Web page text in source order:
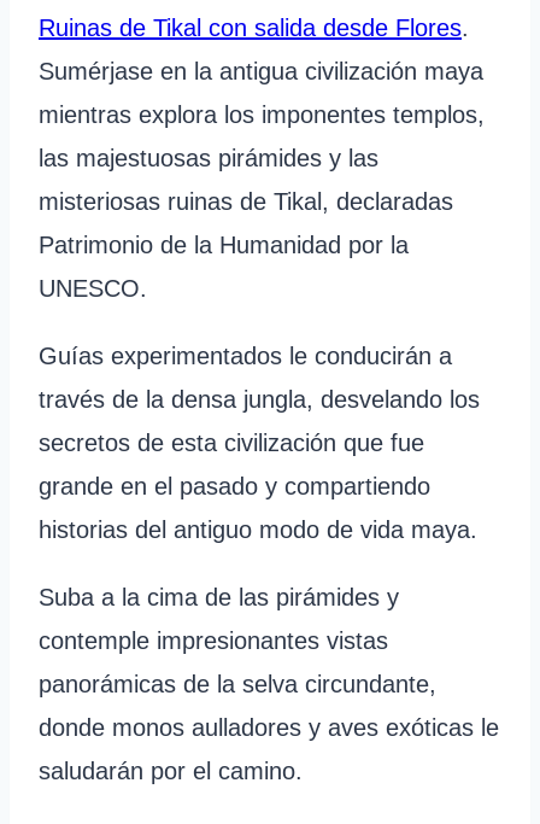
Ruinas de Tikal con salida desde Flores.
Sumérjase en la antigua civilización maya
mientras explora los imponentes templos,
las majestuosas pirámides y las
misteriosas ruinas de Tikal, declaradas
Patrimonio de la Humanidad por la
UNESCO.
Guías experimentados le conducirán a
través de la densa jungla, desvelando los
secretos de esta civilización que fue
grande en el pasado y compartiendo
historias del antiguo modo de vida maya.
Suba a la cima de las pirámides y
contemple impresionantes vistas
panorámicas de la selva circundante,
donde monos aulladores y aves exóticas le
saludarán por el camino.